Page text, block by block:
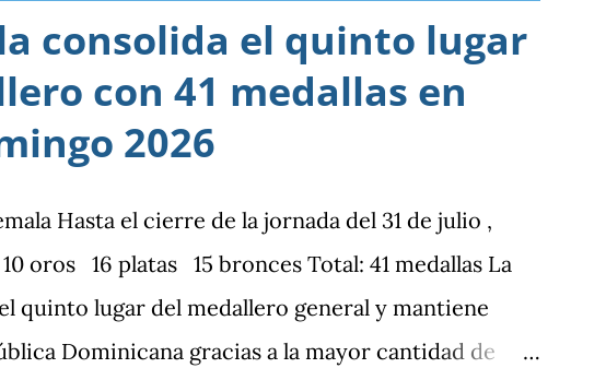
consolida el quinto lugar
con 41 medallas en
2026
Hasta el cierre de la jornada del 31 de julio ,
oros 16 platas 15 bronces Total: 41 medallas La
quinto lugar del medallero general y mantiene
Dominicana gracias a la mayor cantidad de